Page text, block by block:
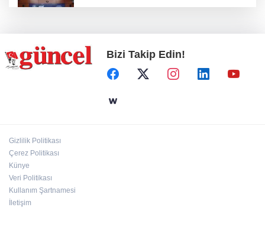
Define avcıları yakalandı
Emre Bildirici ve Emine Koruer’in mutlu
Bizi Takip Edin!
Gizlilik Politikası
Çerez Politikası
Künye
Veri Politikası
Kullanım Şartnamesi
İletişim